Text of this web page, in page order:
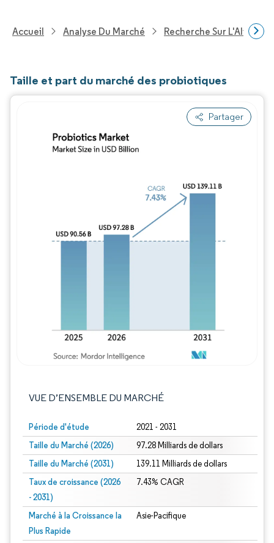
Accueil Analyse Du Marché Recherche Sur
Taille et part du marché des probiotiques
Partager
VUE D’ENSEMBLE DU MARCHÉ
Période d'étude 2021 - 2031
Taille du Marché (2026) 97.28 Milliards de dollars
Taille du Marché (2031) 139.11 Milliards de dollars
Taux de croissance (2026
- 2031)
7.43% CAGR
Marché à la Croissance la
Plus Rapide
Asie-Pacifique